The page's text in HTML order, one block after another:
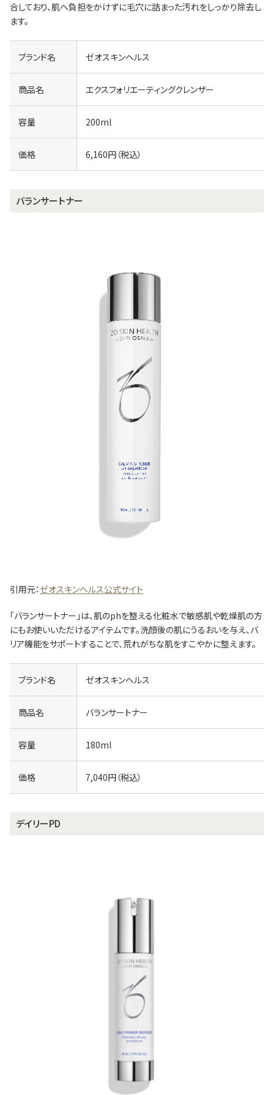
合しており、肌へ負担をかけずに毛穴に詰まった汚れをしっかり除去し
ます。
ブランド名 ゼオスキンヘルス
商品名 エクスフォリエーティングクレンザー
容量 200ml
価格 6,160円（税込）
バランサートナー
引用元：ゼオスキンヘルス公式サイト
「バランサートナー」は、肌のphを整える化粧水で敏感肌や乾燥肌の方
にもお使いいただけるアイテムです。洗顔後の肌にうるおいを与え、バ
リア機能をサポートすることで、荒れがちな肌をすこやかに整えます。
ブランド名 ゼオスキンヘルス
商品名 バランサートナー
容量 180ml
価格 7,040円（税込）
デイリーPD